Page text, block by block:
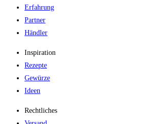
Erfahrung
Partner
Händler
Inspiration
Rezepte
Gewürze
Ideen
Rechtliches